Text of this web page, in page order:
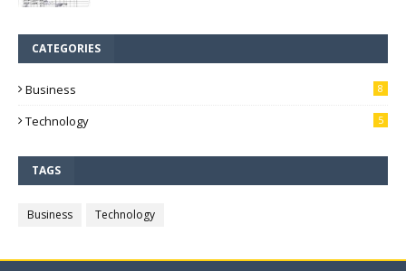
CATEGORIES
Business 8
Technology 5
TAGS
Business Technology